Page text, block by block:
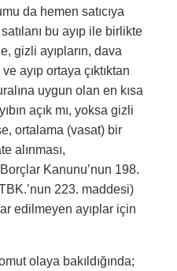
da hemen satıcıya
bu ayıp ile birlikte
gizli ayıpların, dava
ayıp ortaya çıktıktan
uygun olan en kısa
açık mı, yoksa gizli
ortalama (vasat) bir
alınması,
Kanunu’nun 198.
223. maddesi)
edilmeyen ayıplar için
olaya bakıldığında;